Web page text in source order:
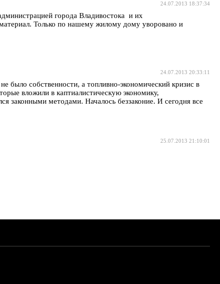
24.07.2013 18:37:34
города Владивостока и их
Только по нашему жилому дому уворовано и
24.07.2013 20:33:11
собственности, а топливно-экономический кризис в
вложили в каптиалистическую экономику,
законными методами. Началось беззаконие. И сегодня все
25.07.2013 21:10:01